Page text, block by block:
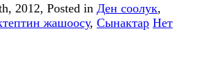
2012, Posted in Ден соолук,
жашоосу, Сынактар Нет